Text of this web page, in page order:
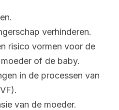
verhinderen.
risico vormen voor de
of de baby.
in de processen van
van de moeder.